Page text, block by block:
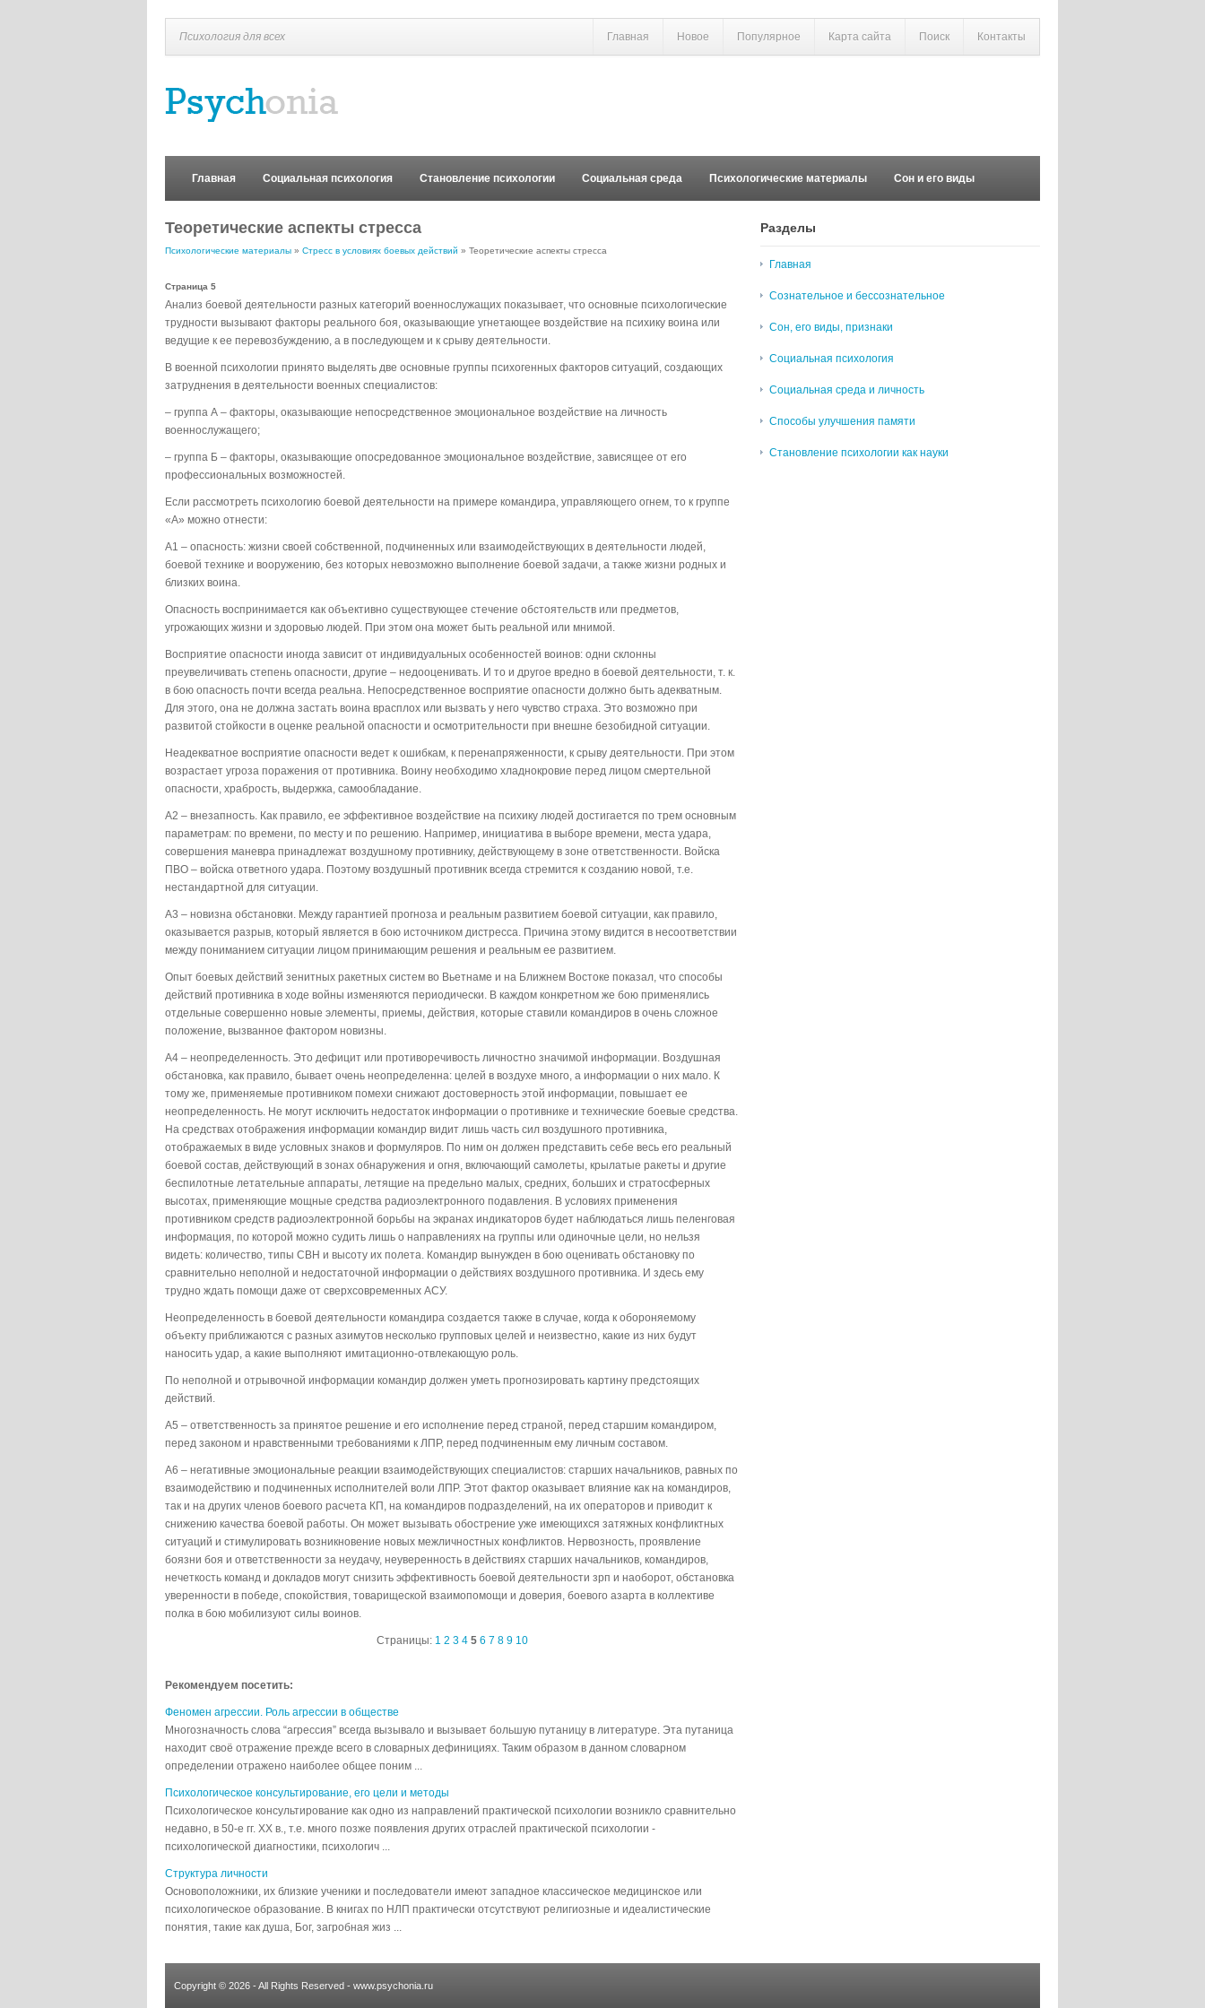
Психология для всех Главная Новое Популярное Карта сайта Поиск Контакты
Главная Социальная психология Становление психологии Социальная среда Психологические материалы Сон и его виды
Теоретические аспекты стресса
Психологические материалы » Стресс в условиях боевых действий » Теоретические аспекты стресса
Страница 5
Анализ боевой деятельности разных категорий военнослужащих показывает, что основные психологические
трудности вызывают факторы реального боя, оказывающие угнетающее воздействие на психику воина или
ведущие к ее перевозбуждению, а в последующем и к срыву деятельности.
В военной психологии принято выделять две основные группы психогенных факторов ситуаций, создающих
затруднения в деятельности военных специалистов:
– группа А – факторы, оказывающие непосредственное эмоциональное воздействие на личность
военнослужащего;
– группа Б – факторы, оказывающие опосредованное эмоциональное воздействие, зависящее от его
профессиональных возможностей.
Если рассмотреть психологию боевой деятельности на примере командира, управляющего огнем, то к группе
«А» можно отнести:
А1 – опасность: жизни своей собственной, подчиненных или взаимодействующих в деятельности людей,
боевой технике и вооружению, без которых невозможно выполнение боевой задачи, а также жизни родных и
близких воина.
Опасность воспринимается как объективно существующее стечение обстоятельств или предметов,
угрожающих жизни и здоровью людей. При этом она может быть реальной или мнимой.
Восприятие опасности иногда зависит от индивидуальных особенностей воинов: одни склонны
преувеличивать степень опасности, другие – недооценивать. И то и другое вредно в боевой деятельности, т. к.
в бою опасность почти всегда реальна. Непосредственное восприятие опасности должно быть адекватным.
Для этого, она не должна застать воина врасплох или вызвать у него чувство страха. Это возможно при
развитой стойкости в оценке реальной опасности и осмотрительности при внешне безобидной ситуации.
Неадекватное восприятие опасности ведет к ошибкам, к перенапряженности, к срыву деятельности. При этом
возрастает угроза поражения от противника. Воину необходимо хладнокровие перед лицом смертельной
опасности, храбрость, выдержка, самообладание.
А2 – внезапность. Как правило, ее эффективное воздействие на психику людей достигается по трем основным
параметрам: по времени, по месту и по решению. Например, инициатива в выборе времени, места удара,
совершения маневра принадлежат воздушному противнику, действующему в зоне ответственности. Войска
ПВО – войска ответного удара. Поэтому воздушный противник всегда стремится к созданию новой, т.е.
нестандартной для ситуации.
А3 – новизна обстановки. Между гарантией прогноза и реальным развитием боевой ситуации, как правило,
оказывается разрыв, который является в бою источником дистресса. Причина этому видится в несоответствии
между пониманием ситуации лицом принимающим решения и реальным ее развитием.
Опыт боевых действий зенитных ракетных систем во Вьетнаме и на Ближнем Востоке показал, что способы
действий противника в ходе войны изменяются периодически. В каждом конкретном же бою применялись
отдельные совершенно новые элементы, приемы, действия, которые ставили командиров в очень сложное
положение, вызванное фактором новизны.
А4 – неопределенность. Это дефицит или противоречивость личностно значимой информации. Воздушная
обстановка, как правило, бывает очень неопределенна: целей в воздухе много, а информации о них мало. К
тому же, применяемые противником помехи снижают достоверность этой информации, повышает ее
неопределенность. Не могут исключить недостаток информации о противнике и технические боевые средства.
На средствах отображения информации командир видит лишь часть сил воздушного противника,
отображаемых в виде условных знаков и формуляров. По ним он должен представить себе весь его реальный
боевой состав, действующий в зонах обнаружения и огня, включающий самолеты, крылатые ракеты и другие
беспилотные летательные аппараты, летящие на предельно малых, средних, больших и стратосферных
высотах, применяющие мощные средства радиоэлектронного подавления. В условиях применения
противником средств радиоэлектронной борьбы на экранах индикаторов будет наблюдаться лишь пеленговая
информация, по которой можно судить лишь о направлениях на группы или одиночные цели, но нельзя
видеть: количество, типы СВН и высоту их полета. Командир вынужден в бою оценивать обстановку по
сравнительно неполной и недостаточной информации о действиях воздушного противника. И здесь ему
трудно ждать помощи даже от сверхсовременных АСУ.
Неопределенность в боевой деятельности командира создается также в случае, когда к обороняемому
объекту приближаются с разных азимутов несколько групповых целей и неизвестно, какие из них будут
наносить удар, а какие выполняют имитационно-отвлекающую роль.
По неполной и отрывочной информации командир должен уметь прогнозировать картину предстоящих
действий.
А5 – ответственность за принятое решение и его исполнение перед страной, перед старшим командиром,
перед законом и нравственными требованиями к ЛПР, перед подчиненным ему личным составом.
А6 – негативные эмоциональные реакции взаимодействующих специалистов: старших начальников, равных по
взаимодействию и подчиненных исполнителей воли ЛПР. Этот фактор оказывает влияние как на командиров,
так и на других членов боевого расчета КП, на командиров подразделений, на их операторов и приводит к
снижению качества боевой работы. Он может вызывать обострение уже имеющихся затяжных конфликтных
ситуаций и стимулировать возникновение новых межличностных конфликтов. Нервозность, проявление
боязни боя и ответственности за неудачу, неуверенность в действиях старших начальников, командиров,
нечеткость команд и докладов могут снизить эффективность боевой деятельности зрп и наоборот, обстановка
уверенности в победе, спокойствия, товарищеской взаимопомощи и доверия, боевого азарта в коллективе
полка в бою мобилизуют силы воинов.
Страницы: 1 2 3 4 5 6 7 8 9 10
Рекомендуем посетить:
Феномен агрессии. Роль агрессии в обществе
Многозначность слова “агрессия” всегда вызывало и вызывает большую путаницу в литературе. Эта путаница
находит своё отражение прежде всего в словарных дефинициях. Таким образом в данном словарном
определении отражено наиболее общее поним ...
Психологическое консультирование, его цели и методы
Психологическое консультирование как одно из направлений практической психологии возникло сравнительно
недавно, в 50-е гг. XX в., т.е. много позже появления других отраслей практической психологии -
психологической диагностики, психологич ...
Структура личности
Основоположники, их близкие ученики и последователи имеют западное классическое медицинское или
психологическое образование. В книгах по НЛП практически отсутствуют религиозные и идеалистические
понятия, такие как душа, Бог, загробная жиз ...
Разделы
Главная
Сознательное и бессознательное
Сон, его виды, признаки
Социальная психология
Социальная среда и личность
Способы улучшения памяти
Становление психологии как науки
Copyright © 2026 - All Rights Reserved - www.psychonia.ru